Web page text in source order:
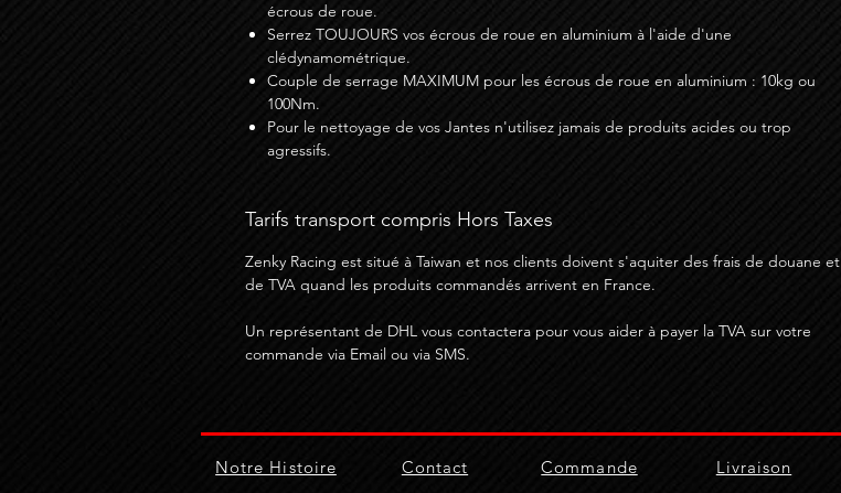
écrous de roue.
Serrez TOUJOURS vos écrous de roue en aluminium à l'aide d'une
clédynamométrique.
Couple de serrage MAXIMUM pour les écrous de roue en aluminium : 10kg ou
100Nm.
Pour le nettoyage de vos Jantes n'utilisez jamais de produits acides ou trop
agressifs.
Tarifs transport compris Hors Taxes
Zenky Racing est situé à Taiwan et nos clients doivent s'aquiter des frais de douane et
de TVA quand les produits commandés arrivent en France.
Un représentant de DHL vous contactera pour vous aider à payer la TVA sur votre
commande via Email ou via SMS.
Notre Histoire Contact Commande Livraison